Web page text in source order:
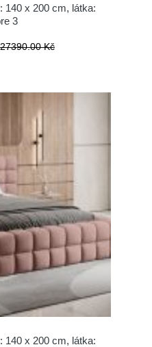
140 x 200 cm, látka:
3
27390.00 Kč
140 x 200 cm, látka: